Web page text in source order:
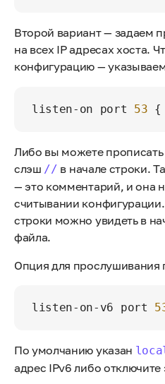
Второй вариант — задаем
на всех IP адресах хоста.
конфигурацию —
listen-on port 53
Либо вы можете
слэш // в начале строки.
— это комментарий, и она
считывании
строки можно увидеть в
файла.
Опция для прослушивания
listen-on-v6 port
По умолчанию указан
адрес IPv6 либо